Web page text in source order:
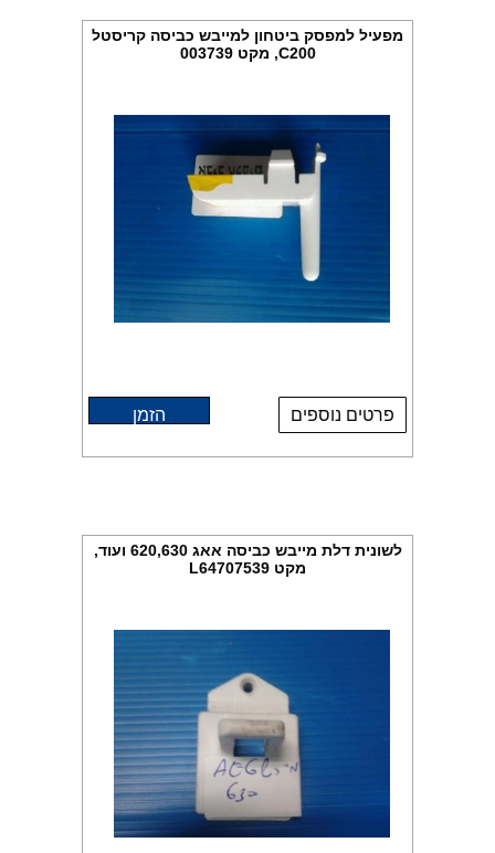
מפעיל למפסק ביטחון למייבש כביסה קריסטל
C200, מקט 003739
פרטים נוספים הזמן
לשונית דלת מייבש כביסה אאג 620,630 ועוד,
מקט L64707539